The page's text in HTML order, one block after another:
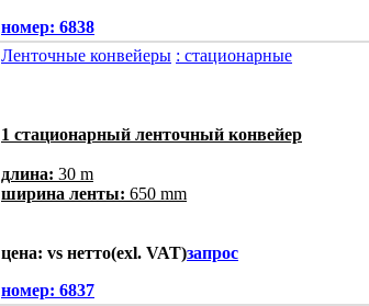
номер: 6838
Ленточные конвейеры : стационарные
1 стационарный ленточный конвейер
длина: 30 m
ширина ленты: 650 mm
цена: vs нетто(exl. VAT)запрос
номер: 6837